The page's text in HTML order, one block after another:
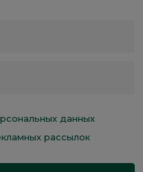
данных
рассылок